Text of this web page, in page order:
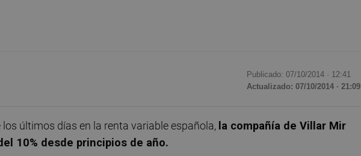
Publicado: 07/10/2014 · 12:41
Actualizado: 07/10/2014 · 21:09
últimos días en la renta variable española, la compañía de Villar Mir
10% desde principios de año.